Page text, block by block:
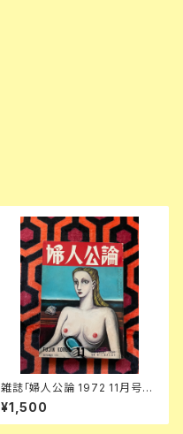
雑誌「婦人公論 1972 11月号」
表紙:金子國義 中央公論社 澁澤
龍彦 ダリ 後藤明生 倉橋由美子
中野良子
¥1,500